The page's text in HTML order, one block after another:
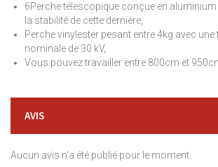
6Perche télescopique conçue en
la stabilité de cette dernière,
Perche vinylester pesant entre 4kg avec une
nominale de 30 kV,
Vous pouvez travailler entre 800cm et
AVIS
Aucun avis n'a été publié pour le moment.